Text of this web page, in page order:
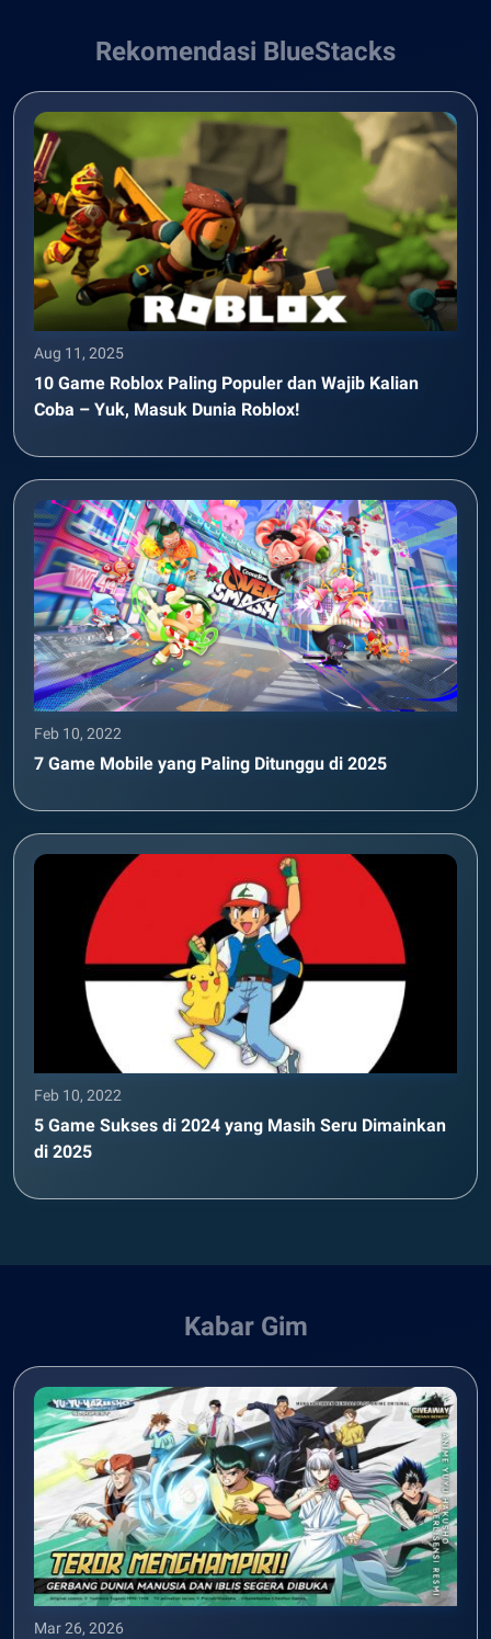
Rekomendasi BlueStacks
Aug 11, 2025
10 Game Roblox Paling Populer dan Wajib Kalian
Coba – Yuk, Masuk Dunia Roblox!
Feb 10, 2022
7 Game Mobile yang Paling Ditunggu di 2025
Feb 10, 2022
5 Game Sukses di 2024 yang Masih Seru Dimainkan
di 2025
Kabar Gim
Mar 26, 2026